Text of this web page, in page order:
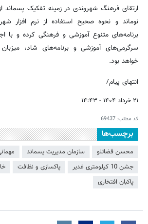
ارتقای فرهنگ شهروندی در زمینه تفکیک پسماند
نوماند و نحوه صحیح استفاده از نرم افزار
برنامه‌های متنوع آموزشی و فرهنگی کرده و با
سرگرمی‌های آموزشی و برنامه‌های شاد،
خواهد بود.
انتهای پیام/
۲۱ خرداد ۱۴۰۴ - ۱۴:۴۳
کد مطلب: 69437
برچسب‌ها
محسن قضاتلو سازمان مديريت پسماند
مهمانی ۱۰
جشن 10 کیلومتری غدیر
پاکسازی و نظافت
پاکبان افتخاری